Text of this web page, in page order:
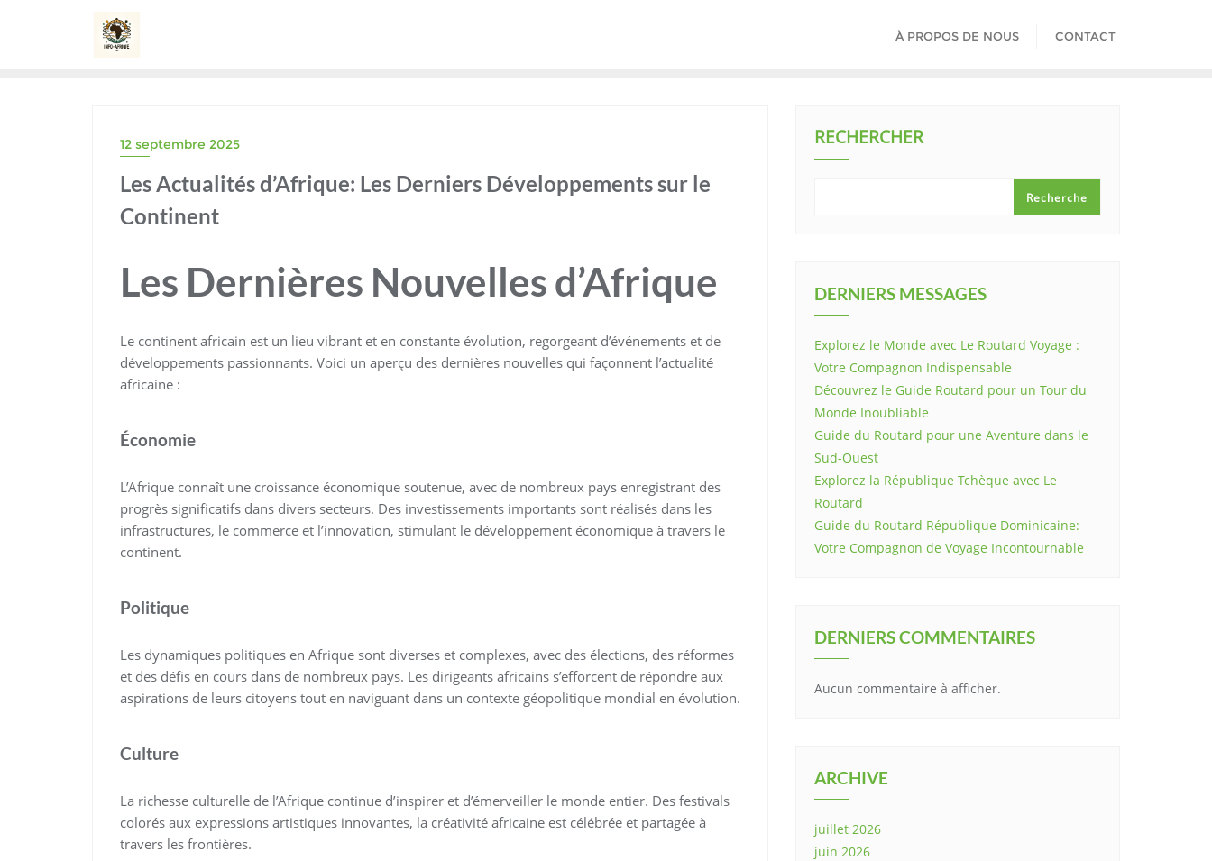
À PROPOS DE NOUS CONTACT
12 septembre 2025
Les Actualités d’Afrique: Les Derniers Développements sur le
Continent
Les Dernières Nouvelles d’Afrique
Le continent africain est un lieu vibrant et en constante évolution, regorgeant d’événements et de
développements passionnants. Voici un aperçu des dernières nouvelles qui façonnent l’actualité
africaine :
Économie
L’Afrique connaît une croissance économique soutenue, avec de nombreux pays enregistrant des
progrès significatifs dans divers secteurs. Des investissements importants sont réalisés dans les
infrastructures, le commerce et l’innovation, stimulant le développement économique à travers le
continent.
Politique
Les dynamiques politiques en Afrique sont diverses et complexes, avec des élections, des réformes
et des défis en cours dans de nombreux pays. Les dirigeants africains s’efforcent de répondre aux
aspirations de leurs citoyens tout en naviguant dans un contexte géopolitique mondial en évolution.
Culture
La richesse culturelle de l’Afrique continue d’inspirer et d’émerveiller le monde entier. Des festivals
colorés aux expressions artistiques innovantes, la créativité africaine est célébrée et partagée à
travers les frontières.
RECHERCHER
Recherche
DERNIERS MESSAGES
Explorez le Monde avec Le Routard Voyage :
Votre Compagnon Indispensable
Découvrez le Guide Routard pour un Tour du
Monde Inoubliable
Guide du Routard pour une Aventure dans le
Sud-Ouest
Explorez la République Tchèque avec Le
Routard
Guide du Routard République Dominicaine:
Votre Compagnon de Voyage Incontournable
DERNIERS COMMENTAIRES
Aucun commentaire à afficher.
ARCHIVE
juillet 2026
juin 2026